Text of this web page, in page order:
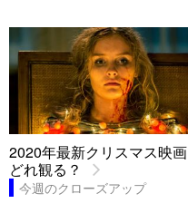
2020年最新クリスマス映画
どれ観る？
今週のクローズアップ